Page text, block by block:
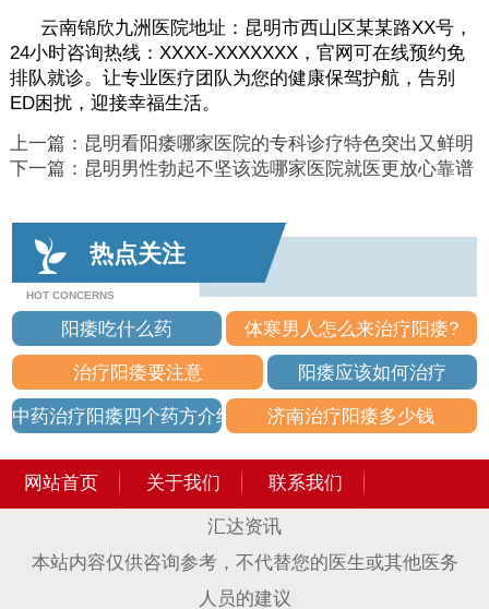
云南锦欣九洲医院地址：昆明市西山区某某路XX号，
24小时咨询热线：XXXX-XXXXXXX，官网可在线预约免
排队就诊。让专业医疗团队为您的健康保驾护航，告别
ED困扰，迎接幸福生活。
上一篇： 昆明看阳痿哪家医院的专科诊疗特色突出又鲜明
下一篇： 昆明男性勃起不坚该选哪家医院就医更放心靠谱
热点关注
HOT CONCERNS
阳痿吃什么药 体寒男人怎么来治疗阳痿?
治疗阳痿要注意 阳痿应该如何治疗
中药治疗阳痿四个药方介绍 济南治疗阳痿多少钱
网站首页 关于我们 联系我们
汇达资讯
本站内容仅供咨询参考，不代替您的医生或其他医务
人员的建议